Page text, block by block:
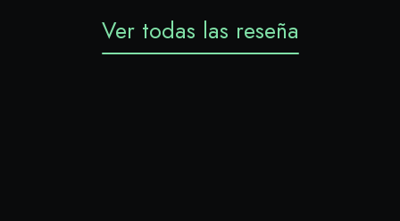
Ver todas las reseña